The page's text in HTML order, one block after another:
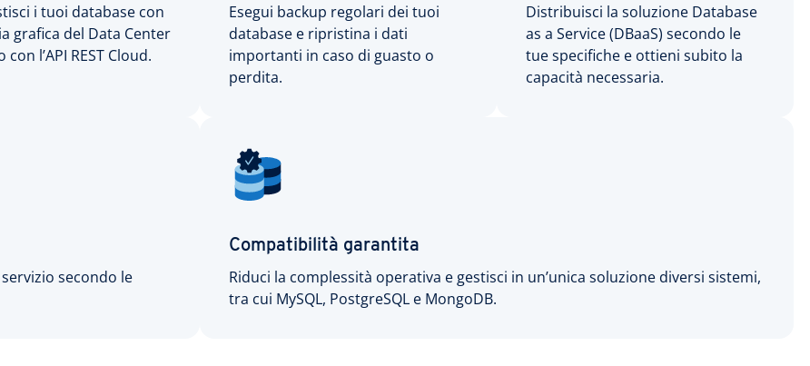
i tuoi database con
grafica del Data Center
l’API REST Cloud.
Esegui backup regolari dei tuoi
database e ripristina i dati
importanti in caso di guasto o
perdita.
Distribuisci la soluzione Database
as a Service (DBaaS) secondo le
tue specifiche e ottieni subito la
capacità necessaria.
secondo le
Compatibilità garantita
Riduci la complessità operativa e gestisci in un’unica soluzione diversi sistemi,
tra cui MySQL, PostgreSQL e MongoDB.